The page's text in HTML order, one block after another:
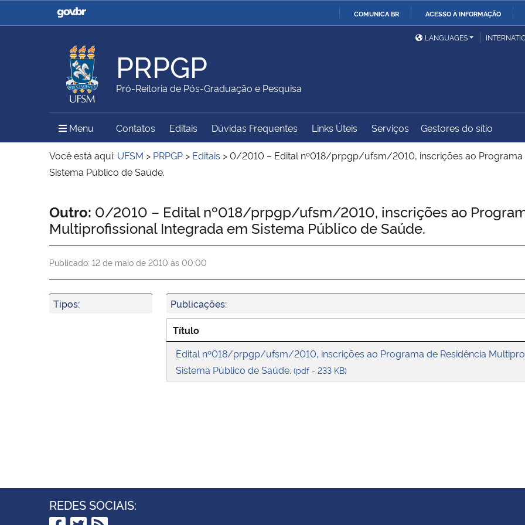
COMUNICA BR ACESSO À INFORMAÇÃO
Casa Civil
Ministério da Justiça e
Ministério da Defesa
Ministério das Relações
Exteriores
Ministério da Agricultura,
Pecuária e Abastecimento
Ministério da Educação
Ministério do Meio Ambiente Ministério do Turismo
Ministério do
Desenvolvimento Regional
Controladoria-Geral da
União
Institucional
LANGUAGES
PRPGP
Pró-Reitoria de Pós-Graduação e Pesquisa
Menu Menu Principal do Sítio
Contatos Editais Dúvidas Frequentes Links Úteis Serviços Gestores do sítio
Você está aqui: UFSM > PRPGP > Editais >0/2010 – Edital nº018/prpgp/ufsm/2010, inscrições ao Programa
Sistema Público de Saúde.
Início do conteúdo
Outro: 0/2010 – Edital nº018/prpgp/ufsm/2010, inscrições ao
Multiprofissional Integrada em Sistema Público de Saúde.
Publicado: 12 de maio de 2010 às 00:00
Tipos: Publicações:
Título
Edital nº018/prpgp/ufsm/2010, inscrições ao Programa de Residência
Sistema Público de Saúde. (pdf - 233 KB)
REDES SOCIAIS: